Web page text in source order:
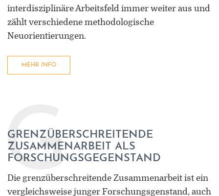
interdisziplinäre Arbeitsfeld immer weiter aus und
zählt verschiedene methodologische
Neuorientierungen.
MEHR INFO
GRENZÜBERSCHREITENDE
ZUSAMMENARBEIT ALS
FORSCHUNGSGEGENSTAND
G
Die grenzüberschreitende Zusammenarbeit ist ein
vergleichsweise junger Forschungsgenstand, auch